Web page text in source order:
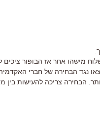
מישהו אחר אז הבופור ציכים
נגד הבחירה של חברי
הבחירה צריכה להעישות בין